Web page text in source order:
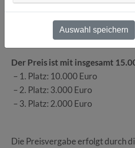
Wirtschaften im Sinne
Nachhaltigkeitsziele (SDGs).
Der Preis ist mit insgesamt
– 1. Platz: 10.000 Euro
– 2. Platz: 3.000 Euro
– 3. Platz: 2.000 Euro
Die Preisvergabe erfolgt durch
Auswahl speichern